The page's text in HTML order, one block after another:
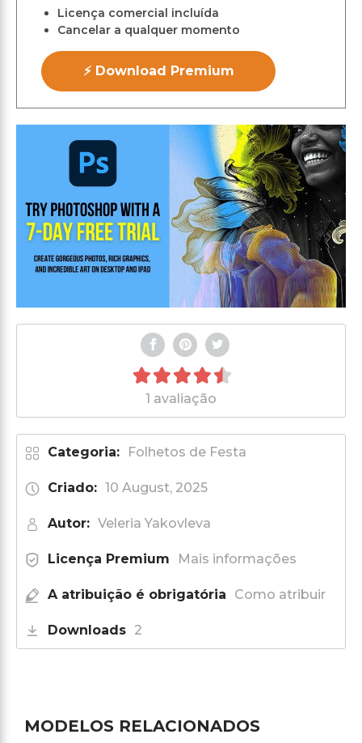
Licença comercial incluída
Cancelar a qualquer momento
⚡ Download Premium
1 avaliação
Categoria: Folhetos de Festa
Criado: 10 August, 2025
Autor: Veleria Yakovleva
Licença Premium Mais informações
A atribuição é obrigatória Como atribuir
Downloads 2
MODELOS RELACIONADOS